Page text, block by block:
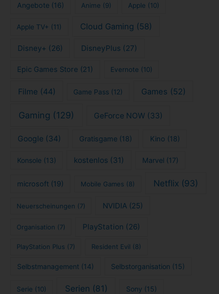
Angebote(16) Anime (9) Apple (10)
Apple TV+ (11) Cloud Gaming (58)
Disney+ (26) DisneyPlus (27)
Epic Games Store (21) Evernote (10)
Filme(44) Game Pass (12) Games (52)
Gaming (129) GeForce NOW (33)
Google (34) Gratisgame (18) Kino (18)
Konsole (13) kostenlos (31) Marvel (17)
microsoft (19) Mobile Games (8) Netflix (93)
Neuerscheinungen (7) NVIDIA (25)
Organisation (7) PlayStation (26)
PlayStation Plus (7) Resident Evil (8)
Selbstmanagement (14) Selbstorganisation (15)
Serie (10) Serien (81) Sony (15)